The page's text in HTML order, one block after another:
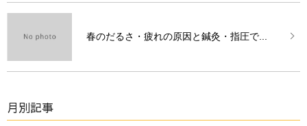
春のだるさ・疲れの原因と鍼灸・指圧で...
月別記事